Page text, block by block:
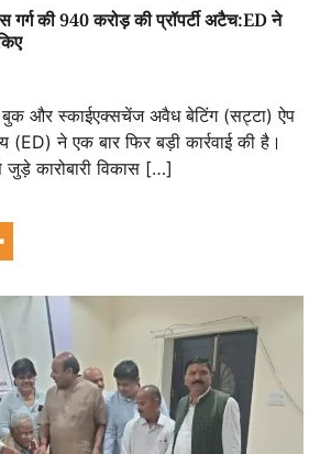
गर्ग की 940 करोड़ की प्रॉपर्टी अटैच:ED ने
बुक और स्काईएक्सचेंज अवैध बेटिंग (सट्टा) ऐप
(ED) ने एक बार फिर बड़ी कार्रवाई की है।
कारोबारी विकास […]